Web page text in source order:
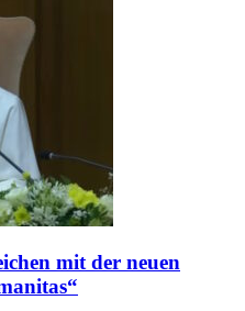
mit der neuen